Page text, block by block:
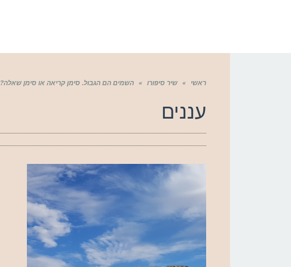
ראשי » שיר סיפורו » השמים הם הגבול. סימן קריאה או סימן שאלה?
עננים